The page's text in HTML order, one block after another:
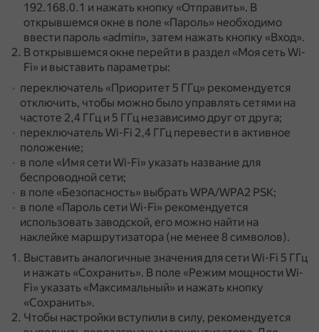
192.168.0.1 и нажать кнопку «Отправить». В
открывшемся окне в поле «Пароль» необходимо
ввести пароль «admin», затем нажать кнопку «Вход».
В открывшемся окне перейти в раздел «Моя сеть Wi-
Fi» и выставить параметры:
переключатель «Приоритет 5 ГГц» рекомендуется
отключить, чтобы можно было управлять сетями на
частоте 2,4 ГГц и 5 ГГц независимо друг от друга;
переключатель Wi-Fi 2,4 ГГц перевести в активное
положение;
в поле «Имя сети Wi-Fi» указать название для
беспроводной сети;
в поле «Безопасность» выбрать WPA/WPA2 PSK;
в поле «Пароль сети Wi-Fi» рекомендуется
использовать заводской, его можно найти на
наклейке маршрутизатора (не менее 8 символов).
Выставить аналогичные значения для сети Wi-Fi 5 ГГц
и нажать «Сохранить». В поле «Режим мощности Wi-
Fi» указать «Максимальный» и нажать кнопку
«Сохранить».
Чтобы настройки вступили в силу, рекомендуется